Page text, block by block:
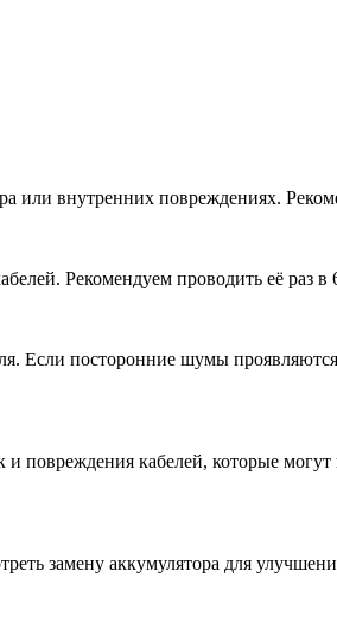
или внутренних повреждениях.
Рекомендуем проводить её раз
посторонние шумы
повреждения кабелей, которые
замену аккумулятора для